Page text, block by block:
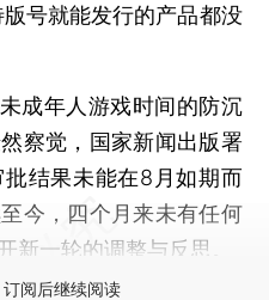
号就能发行的产品都没
年人游戏时间的防沉
察觉，国家新闻出版署
结果未能在8月如期而
今，四个月来未有任何
新一轮的调整与反思。
订阅后继续阅读